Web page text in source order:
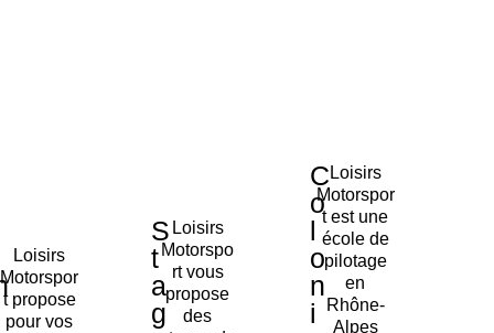
Loisirs
Motorspor
t propose
pour vos
S
t
a
g
Loisirs
Motorspo
rt vous
propose
des
C
o
l
o
n
i
Loisirs
Motorspor
t est une
école de
pilotage
en
Rhône-
Alpes